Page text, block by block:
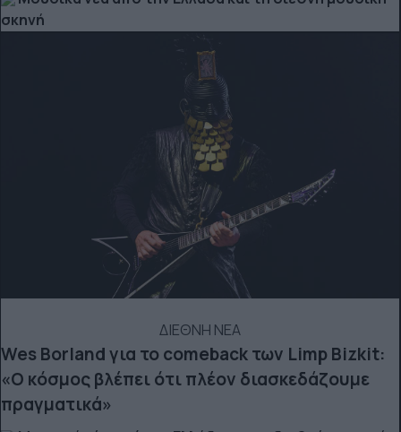
σκηνή
ΔΙΕΘΝΗ ΝΕΑ
Wes Borland για το comeback των Limp Bizkit:
«Ο κόσμος βλέπει ότι πλέον διασκεδάζουμε
πραγματικά»